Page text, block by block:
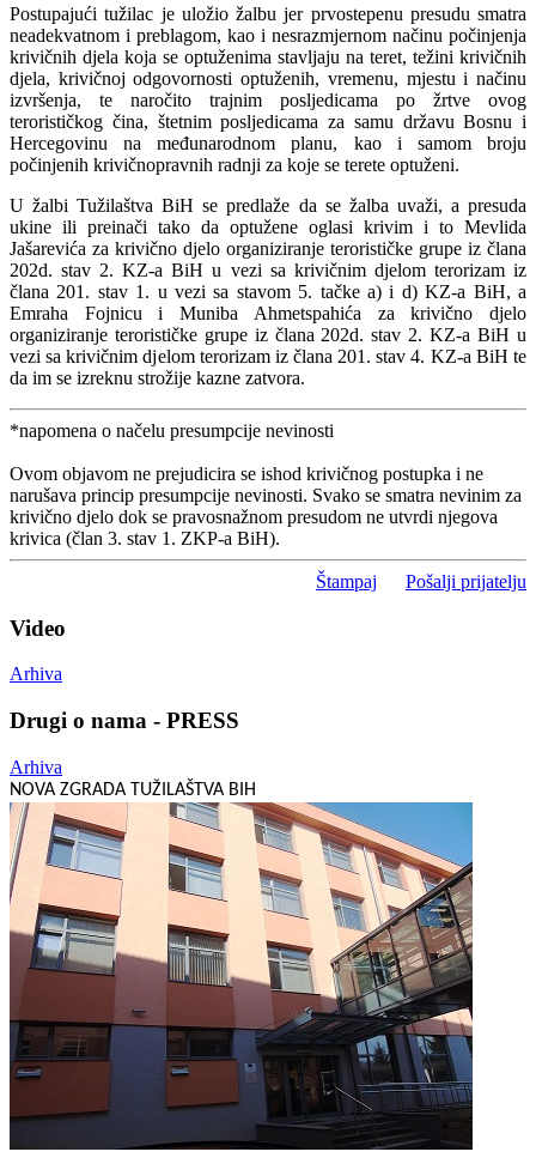
Postupajući tužilac je uložio žalbu jer prvostepenu presudu smatra
neadekvatnom i preblagom, kao i nesrazmjernom načinu počinjenja
krivičnih djela koja se optuženima stavljaju na teret, težini krivičnih
djela, krivičnoj odgovornosti optuženih, vremenu, mjestu i načinu
izvršenja, te naročito trajnim posljedicama po žrtve ovog
terorističkog čina, štetnim posljedicama za samu državu Bosnu i
Hercegovinu na međunarodnom planu, kao i samom broju
počinjenih krivičnopravnih radnji za koje se terete optuženi.
U žalbi Tužilaštva BiH se predlaže da se žalba uvaži, a presuda
ukine ili preinači tako da optužene oglasi krivim i to Mevlida
Jašarevića za krivično djelo organiziranje terorističke grupe iz člana
202d. stav 2. KZ-a BiH u vezi sa krivičnim djelom terorizam iz
člana 201. stav 1. u vezi sa stavom 5. tačke a) i d) KZ-a BiH, a
Emraha Fojnicu i Muniba Ahmetspahića za krivično djelo
organiziranje terorističke grupe iz člana 202d. stav 2. KZ-a BiH u
vezi sa krivičnim djelom terorizam iz člana 201. stav 4. KZ-a BiH te
da im se izreknu strožije kazne zatvora.
*napomena o načelu presumpcije nevinosti
Ovom objavom ne prejudicira se ishod krivičnog postupka i ne
narušava princip presumpcije nevinosti. Svako se smatra nevinim za
krivično djelo dok se pravosnažnom presudom ne utvrdi njegova
krivica (član 3. stav 1. ZKP-a BiH).
Štampaj Pošalji prijatelju
Video
Arhiva
Drugi o nama - PRESS
Arhiva
NOVA ZGRADA TUŽILAŠTVA BIH